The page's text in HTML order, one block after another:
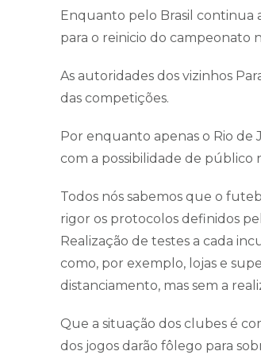
Enquanto pelo Brasil continua
para o reinicio do campeonato
As autoridades dos vizinhos
das competições.
Por enquanto apenas o Rio de
com a possibilidade de público
Todos nós sabemos que o
rigor os protocolos definidos
Realização de testes a cada
como, por exemplo, lojas e
distanciamento, mas sem a
Que a situação dos clubes é
dos jogos darão fôlego para